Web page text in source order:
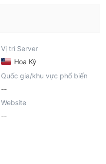
Vị trí Server
Hoa Kỳ
Quốc gia/khu vực phổ biến
--
Website
--